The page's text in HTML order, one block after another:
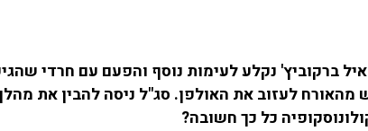
במהלך תוכניתו אמש (ב') ברשת 13 איל ברקוביץ' נקלע לעימות נוסף והפעם עם
מהאורח לעזוב את האולפן. סג"ל ניסה להבין את
כל כך חשובה?